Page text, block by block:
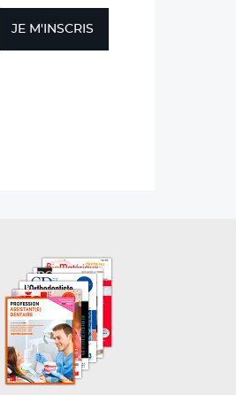
JE M'INSCRIS